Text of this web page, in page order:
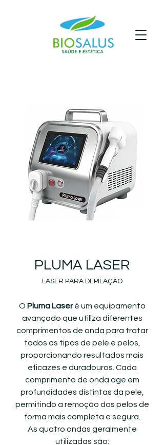
PLUMA LASER
LASER PARA DEPILAÇÃO
O Pluma Laseré um equipamento
avançado que utiliza diferentes
comprimentos de onda para tratar
todos os tipos de pele e pelos,
proporcionando resultados mais
eficazes e duradouros. Cada
comprimento de onda age em
profundidades distintas da pele,
permitindo a remoção dos pelos de
forma mais completa e segura.
As quatro ondas geralmente
utilizadas são: